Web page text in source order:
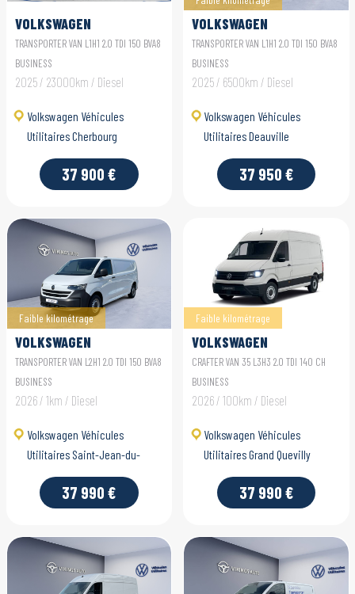
VOLKSWAGEN
UTILITAIRES
TRANSPORTER VAN
TRANSPORTER VAN L1H1 2.0 TDI 150 BVA8
BUSINESS
2025 / 23000km / Diesel
Volkswagen Véhicules
Utilitaires Cherbourg
37 900 €
VOLKSWAGEN
UTILITAIRES
TRANSPORTER VAN
TRANSPORTER VAN L1H1 2.0 TDI 150 BVA8
BUSINESS
2025 / 6500km / Diesel
Volkswagen Véhicules
Utilitaires Deauville
37 950 €
Faible kilométrage
VOLKSWAGEN
UTILITAIRES
TRANSPORTER VAN
TRANSPORTER VAN L2H1 2.0 TDI 150 BVA8
BUSINESS
2026 / 1km / Diesel
Volkswagen Véhicules
Utilitaires Saint-Jean-du-
Cardonnay
37 990 €
Faible kilométrage
VOLKSWAGEN
UTILITAIRES CRAFTER
VAN
CRAFTER VAN 35 L3H3 2.0 TDI 140 CH
BUSINESS
2026 / 100km / Diesel
Volkswagen Véhicules
Utilitaires Grand Quevilly
37 990 €